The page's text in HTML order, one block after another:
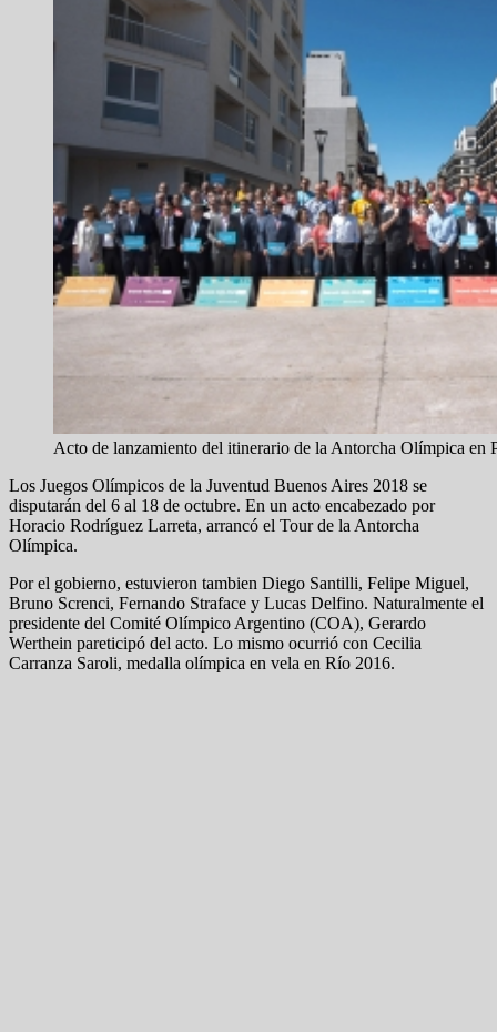
Acto de lanzamiento del itinerario de la Antorcha Olímpica en
Los Juegos Olímpicos de la Juventud Buenos Aires 2018 se
disputarán del 6 al 18 de octubre. En un acto encabezado por
Horacio Rodríguez Larreta, arrancó el Tour de la Antorcha
Olímpica.
Por el gobierno, estuvieron tambien Diego Santilli, Felipe Miguel,
Bruno Screnci, Fernando Straface y Lucas Delfino. Naturalmente el
presidente del Comité Olímpico Argentino (COA), Gerardo
Werthein pareticipó del acto. Lo mismo ocurrió con Cecilia
Carranza Saroli, medalla olímpica en vela en Río 2016.